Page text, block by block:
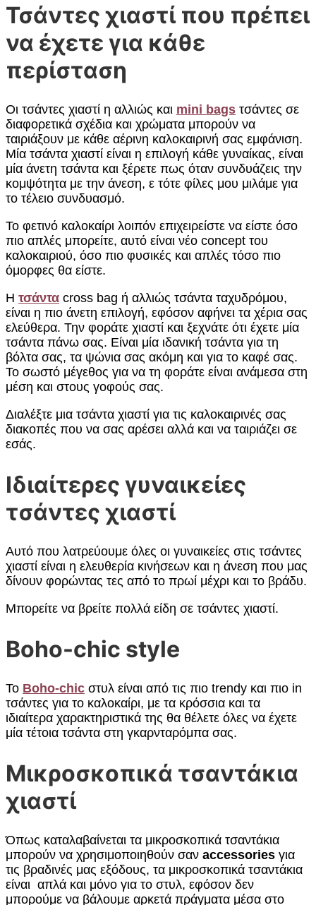
Τσάντες χιαστί που πρέπει
να έχετε για κάθε
περίσταση
Οι τσάντες χιαστί η αλλιώς και mini bags τσάντες σε
διαφορετικά σχέδια και χρώματα μπορούν να
ταιριάξουν με κάθε αέρινη καλοκαιρινή σας εμφάνιση.
Μία τσάντα χιαστί είναι η επιλογή κάθε γυναίκας, είναι
μία άνετη τσάντα και ξέρετε πως όταν συνδυάζεις την
κομψότητα με την άνεση, ε τότε φίλες μου μιλάμε για
το τέλειο συνδυασμό.
Το φετινό καλοκαίρι λοιπόν επιχειρείστε να είστε όσο
πιο απλές μπορείτε, αυτό είναι νέο concept του
καλοκαιριού, όσο πιο φυσικές και απλές τόσο πιο
όμορφες θα είστε.
Η τσάντα cross bag ή αλλιώς τσάντα ταχυδρόμου,
είναι η πιο άνετη επιλογή, εφόσον αφήνει τα χέρια σας
ελεύθερα. Την φοράτε χιαστί και ξεχνάτε ότι έχετε μία
τσάντα πάνω σας. Είναι μία ιδανική τσάντα για τη
βόλτα σας, τα ψώνια σας ακόμη και για το καφέ σας.
Το σωστό μέγεθος για να τη φοράτε είναι ανάμεσα στη
μέση και στους γοφούς σας.
Διαλέξτε μια τσάντα χιαστί για τις καλοκαιρινές σας
διακοπές που να σας αρέσει αλλά και να ταιριάζει σε
εσάς.
Ιδιαίτερες γυναικείες
τσάντες χιαστί
Αυτό που λατρεύουμε όλες οι γυναικείες στις τσάντες
χιαστί είναι η ελευθερία κινήσεων και η άνεση που μας
δίνουν φορώντας τες από το πρωί μέχρι και το βράδυ.
Μπορείτε να βρείτε πολλά είδη σε τσάντες χιαστί.
Boho-chic style
Το Boho-chic στυλ είναι από τις πιο trendy και πιο in
τσάντες για το καλοκαίρι, με τα κρόσσια και τα
ιδιαίτερα χαρακτηριστικά της θα θέλετε όλες να έχετε
μία τέτοια τσάντα στη γκαρνταρόμπα σας.
Μικροσκοπικά τσαντάκια
χιαστί
Όπως καταλαβαίνεται τα μικροσκοπικά τσαντάκια
μπορούν να χρησιμοποιηθούν σαν accessories για
τις βραδινές μας εξόδους, τα μικροσκοπικά τσαντάκια
είναι απλά και μόνο για το στυλ, εφόσον δεν
μπορούμε να βάλουμε αρκετά πράγματα μέσα στο